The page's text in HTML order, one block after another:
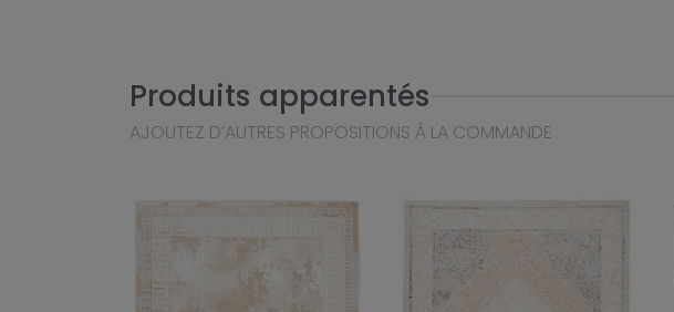
Produits apparentés
AJOUTEZ D’AUTRES PROPOSITIONS À LA COMMANDE